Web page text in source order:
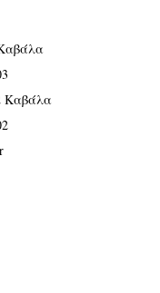
Καβάλα